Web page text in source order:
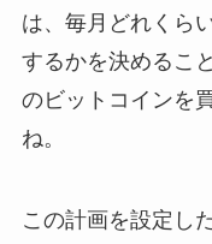
は、毎月どれくら
するかを決めるこ
のビットコインを
ね。
この計画を設定し